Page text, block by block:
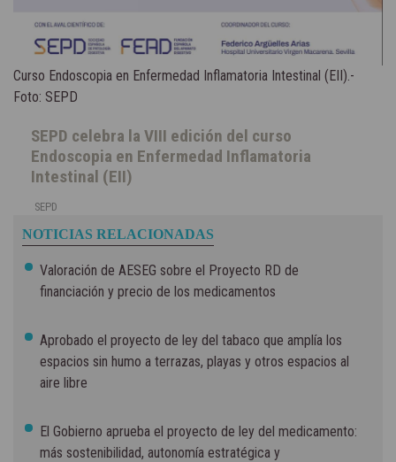
Curso Endoscopia en Enfermedad Inflamatoria Intestinal (EII).-
Foto: SEPD
SEPD celebra la VIII edición del curso
Endoscopia en Enfermedad Inflamatoria
Intestinal (EII)
SEPD
NOTICIAS RELACIONADAS
Valoración de AESEG sobre el Proyecto RD de
financiación y precio de los medicamentos
Aprobado el proyecto de ley del tabaco que amplía los
espacios sin humo a terrazas, playas y otros espacios al
aire libre
El Gobierno aprueba el proyecto de ley del medicamento:
más sostenibilidad, autonomía estratégica y